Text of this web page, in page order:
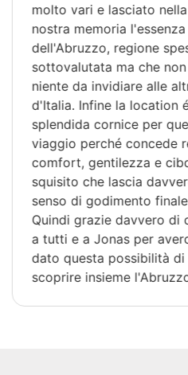
molto vari e lasciato nella
nostra memoria l'essenza
dell'Abruzzo, regione
sottovalutata ma che non
niente da invidiare alle
d'Italia. Infine la location
splendida cornice per
viaggio perché concede
comfort, gentilezza e
squisito che lascia
senso di godimento
Quindi grazie davvero di
a tutti e a Jonas per
dato questa possibilità di
scoprire insieme